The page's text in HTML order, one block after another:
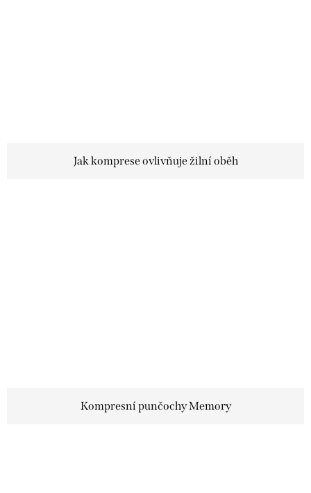
Jak komprese ovlivňuje žilní oběh
Kompresní punčochy Memory